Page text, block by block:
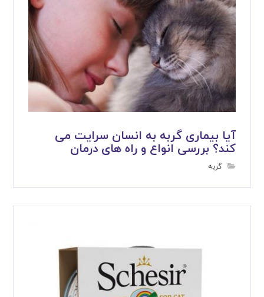
آیا بیماری گربه به انسان سرایت می
کند؟ بررسی انواع و راه های درمان
گربه